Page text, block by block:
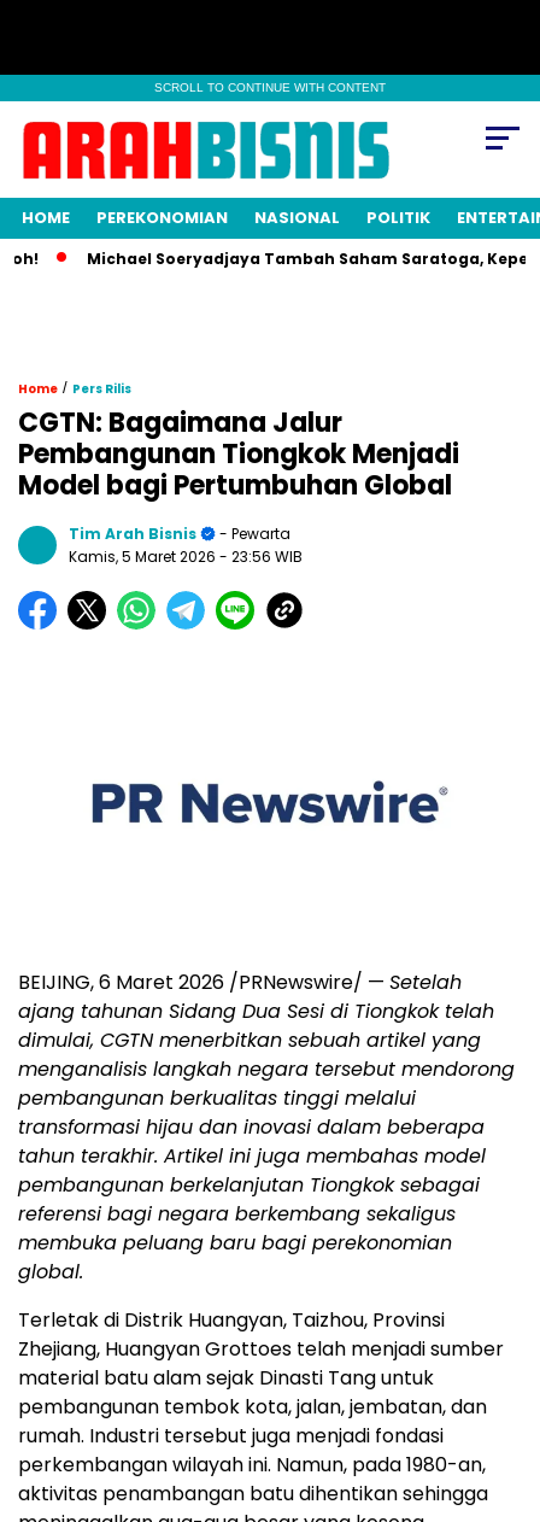
SCROLL TO CONTINUE WITH CONTENT
HOME PEREKONOMIAN NASIONAL POLITIK
Michael Soeryadjaya Tambah Saham Saratoga,
Home / Pers Rilis
CGTN: Bagaimana Jalur
Pembangunan Tiongkok Menjadi
Model bagi Pertumbuhan Global
Tim Arah Bisnis
- Pewarta
Kamis, 5 Maret 2026 - 23:56 WIB
BEIJING,6 Maret 2026 /PRNewswire/ — Setelah
ajang tahunan Sidang Dua Sesi di Tiongkok telah
dimulai, CGTN menerbitkan sebuah artikel yang
menganalisis langkah negara tersebut mendorong
pembangunan berkualitas tinggi melalui
transformasi hijau dan inovasi dalam beberapa
tahun terakhir. Artikel ini juga membahas model
pembangunan berkelanjutan Tiongkok sebagai
referensi bagi negara berkembang sekaligus
membuka peluang baru bagi perekonomian
global.
Terletak di Distrik Huangyan, Taizhou, Provinsi
Zhejiang, Huangyan Grottoes telah menjadi sumber
material batu alam sejak Dinasti Tang untuk
pembangunan tembok kota, jalan, jembatan, dan
rumah. Industri tersebut juga menjadi fondasi
perkembangan wilayah ini. Namun, pada 1980-an,
aktivitas penambangan batu dihentikan sehingga